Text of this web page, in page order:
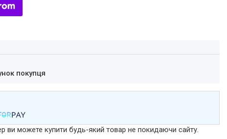
покупця
ви можете купити будь-який товар не покидаючи сайту.